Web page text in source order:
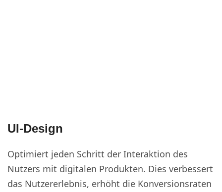
UI-Design
Optimiert jeden Schritt der Interaktion des
Nutzers mit digitalen Produkten. Dies verbessert
das Nutzererlebnis, erhöht die Konversionsraten